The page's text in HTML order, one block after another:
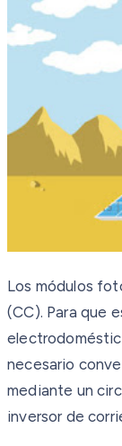
Los módulos
(CC). Para que
necesario
mediante un
inversor de